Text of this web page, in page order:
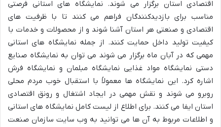
اقتصادی استان برگزار می شوند. نمایشگاه های استانی فرصتی
مناسب برای بازدیدکنندگان فراهم می کنند تا با ظرفیت های
اقتصادی و صنعتی هر استان آشنا شوند و از محصولات و خدمات با
کیفیت تولید داخل حمایت کنند. از جمله نمایشگاه های استانی
مهمی که در آبان ماه برگزار می شوند می توان به نمایشگاه صنایع
دستی نمایشگاه مواد غذایی نمایشگاه مبلمان و نمایشگاه فرش
اشاره کرد. این نمایشگاه ها معمولاً با استقبال خوب مردم محلی
روبرو می شوند و نقش مهمی در ایجاد اشتغال و رونق اقتصادی
استان ایفا می کنند. برای اطلاع از لیست کامل نمایشگاه های استانی
و اطلاعات مربوط به آن ها می توانید به وب سایت سازمان صنعت